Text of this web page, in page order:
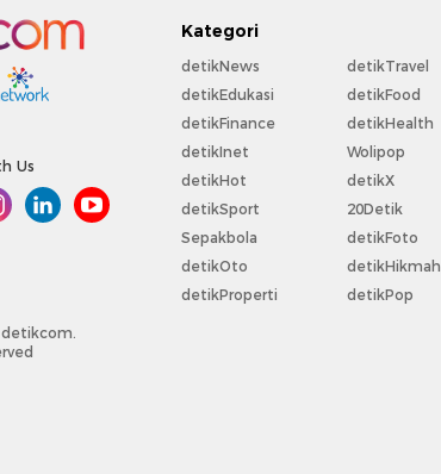
Us
detikcom.
Kategori
detikNews
detikEdukasi
detikFinance
detikInet
detikHot
detikSport
Sepakbola
detikOto
detikProperti
detikTravel
detikFood
detikHealth
Wolipop
detikX
20Detik
detikFoto
detikHikmah
detikPop